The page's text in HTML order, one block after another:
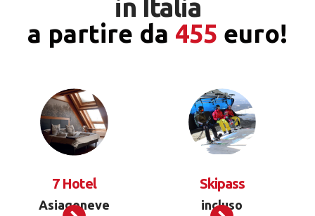
in Italia
a partire da 455 euro!
7 Hotel
Asiagoneve
Skipass
incluso